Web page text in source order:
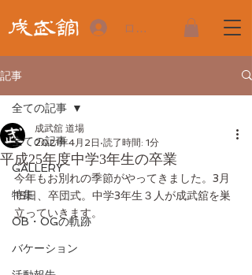
ログイン
記事
全ての記事
GALLERY
特集
OB・OGの軌跡
バケーション
全ての記事
平成25年度中学3年生の卒業
成武舘 道場
2021年4月2日 読了時間: 1分
今年もお別れの季節がやってきました。3月
15日、卒団式。中学3年生３人が成武舘を巣
立っていきます。